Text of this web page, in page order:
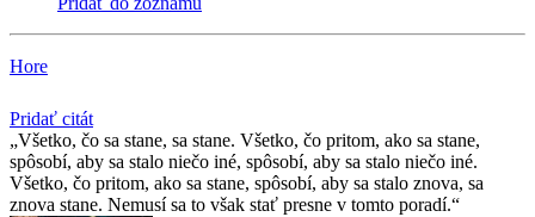
Hore
Pridať citát
Všetko, čo sa stane, sa stane. Všetko, čo pritom, ako sa stane,
spôsobí, aby sa stalo niečo iné, spôsobí, aby sa stalo niečo iné.
Všetko, čo pritom, ako sa stane, spôsobí, aby sa stalo znova, sa
znova stane. Nemusí sa to však stať presne v tomto poradí.